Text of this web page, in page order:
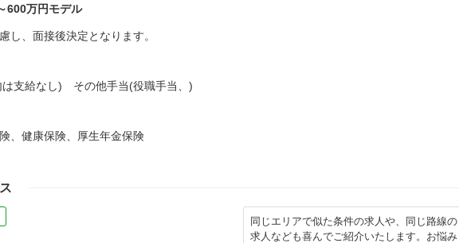
600万円モデル
し、面接後決定となります。
は支給なし) その他手当(役職手当、)
、健康保険、厚生年金保険
同じエリアで似た条件の求人や、同じ路線の
求人なども喜んでご紹介いたします。お悩み